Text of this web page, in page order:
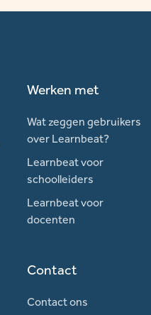
Werken met
Wat zeggen gebruikers
over Learnbeat?
Learnbeat voor
schoolleiders
Learnbeat voor
docenten
Contact
Contact ons